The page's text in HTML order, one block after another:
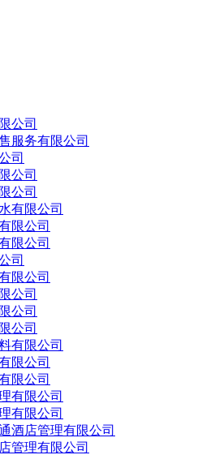
公司
服务有限公司
司
公司
公司
有限公司
限公司
限公司
司
限公司
公司
公司
公司
有限公司
限公司
限公司
有限公司
有限公司
酒店管理有限公司
管理有限公司